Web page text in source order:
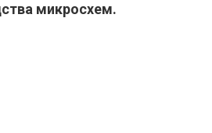
микросхем.